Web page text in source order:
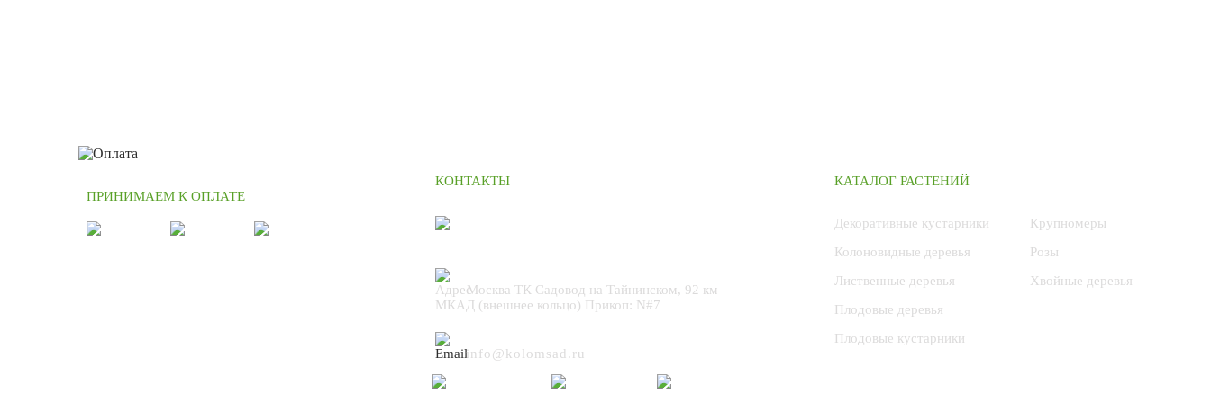
ПРИНИМАЕМ К ОПЛАТЕ
КОНТАКТЫ
Москва ТК Садовод на Тайнинском, 92 км
МКАД (внешнее кольцо) Прикоп: N#7
info@kolomsad.ru
КАТАЛОГ РАСТЕНИЙ
Декоративные кустарники
Колоновидные деревья
Лиственные деревья
Плодовые деревья
Плодовые кустарники
Крупномеры
Розы
Хвойные деревья